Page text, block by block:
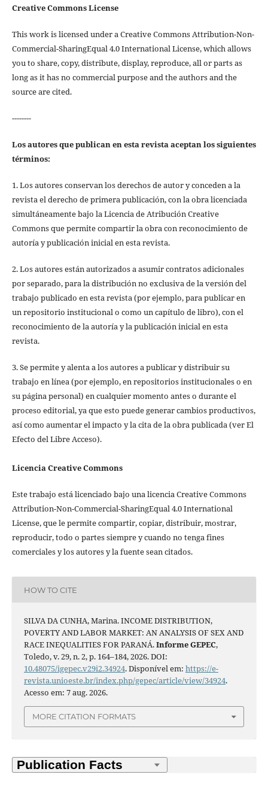
Creative Commons License
This work is licensed under a Creative Commons Attribution-Non-
Commercial-SharingEqual 4.0 International License, which allows
you to share, copy, distribute, display, reproduce, all or parts as
long as it has no commercial purpose and the authors and the
source are cited.
--------
Los autores que publican en esta revista aceptan los siguientes
términos:
1. Los autores conservan los derechos de autor y conceden a la
revista el derecho de primera publicación, con la obra licenciada
simultáneamente bajo la Licencia de Atribución Creative
Commons que permite compartir la obra con reconocimiento de
autoría y publicación inicial en esta revista.
2. Los autores están autorizados a asumir contratos adicionales
por separado, para la distribución no exclusiva de la versión del
trabajo publicado en esta revista (por ejemplo, para publicar en
un repositorio institucional o como un capítulo de libro), con el
reconocimiento de la autoría y la publicación inicial en esta
revista.
3. Se permite y alenta a los autores a publicar y distribuir su
trabajo en línea (por ejemplo, en repositorios institucionales o en
su página personal) en cualquier momento antes o durante el
proceso editorial, ya que esto puede generar cambios productivos,
así como aumentar el impacto y la cita de la obra publicada (ver El
Efecto del Libre Acceso).
Licencia Creative Commons
Este trabajo está licenciado bajo una licencia Creative Commons
Attribution-Non-Commercial-SharingEqual 4.0 International
License, que le permite compartir, copiar, distribuir, mostrar,
reproducir, todo o partes siempre y cuando no tenga fines
comerciales y los autores y la fuente sean citados.
HOW TO CITE
SILVA DA CUNHA, Marina. INCOME DISTRIBUTION,
POVERTY AND LABOR MARKET: AN ANALYSIS OF SEX AND
RACE INEQUALITIES FOR PARANÁ.Informe GEPEC,
Toledo, v. 29, n. 2, p. 164–184, 2026. DOI:
10.48075/igepec.v29i2.34924. Disponível em: https://e-
revista.unioeste.br/index.php/gepec/article/view/34924.
Acesso em: 7 aug. 2026.
MORE CITATION FORMATS